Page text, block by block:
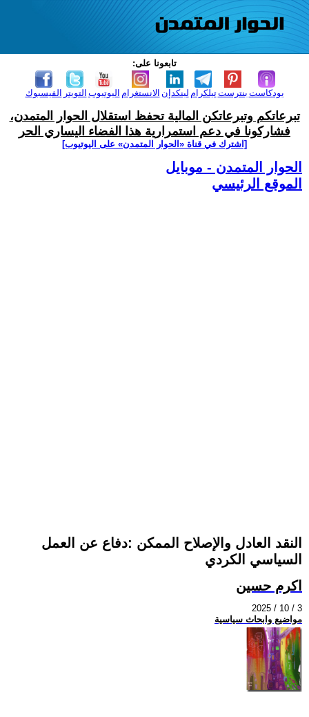
تابعونا على:
الفيسبوك التويتر اليوتيوب الانستغرام لينكدإن تيلكرامبنترست بودكاست
تبرعاتكم وتبرعاتكن المالية تحفظ استقلال الحوار المتمدن،
فشاركونا في دعم استمرارية هذا الفضاء اليساري الحر
[اشترك في قناة ‫«الحوار المتمدن» على اليوتيوب]
الحوار المتمدن - موبايل
الموقع الرئيسي
النقد العادل والإصلاح الممكن :دفاع عن العمل
السياسي الكردي
اكرم حسين
2025 / 10 / 3
مواضيع وابحاث سياسية